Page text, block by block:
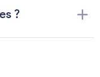
? add